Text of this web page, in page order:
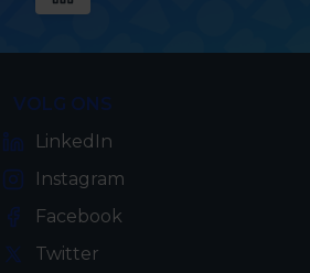
VOLG ONS
LinkedIn
Instagram
Facebook
Twitter